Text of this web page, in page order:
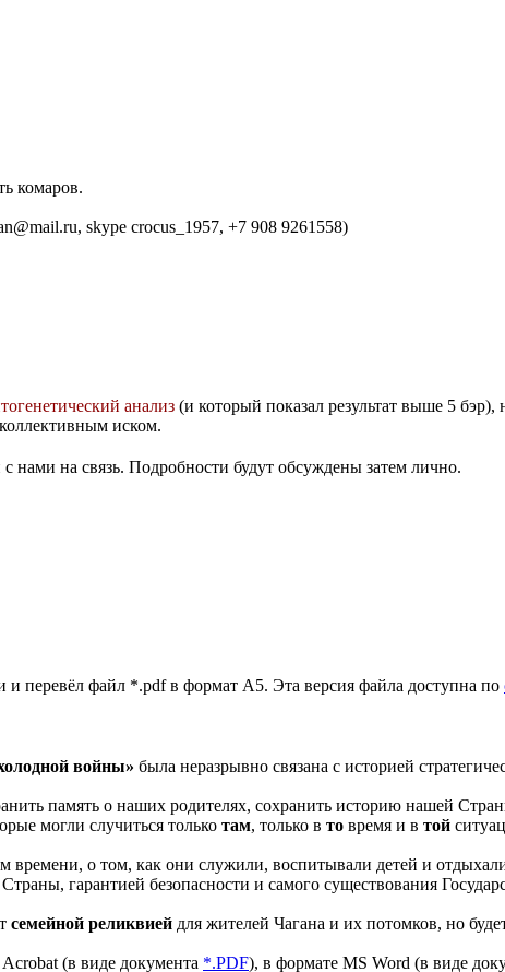
комаров.
skype crocus_1957, +7 908 9261558)
анализ (и который показал результат выше 5
иском.
нами на связь. Подробности будут обсуждены затем лично.
перевёл файл *.pdf в формат A5. Эта версия файла доступна по
войны» была неразрывно связана с историей
память о наших родителях, сохранить историю нашей
могли случиться только там, только в то время и в той
времени, о том, как они служили, воспитывали детей и
гарантией безопасности и самого существования
семейной реликвией для жителей Чагана и их потомков, но
(в виде документа *.PDF), в формате MS Word (в виде